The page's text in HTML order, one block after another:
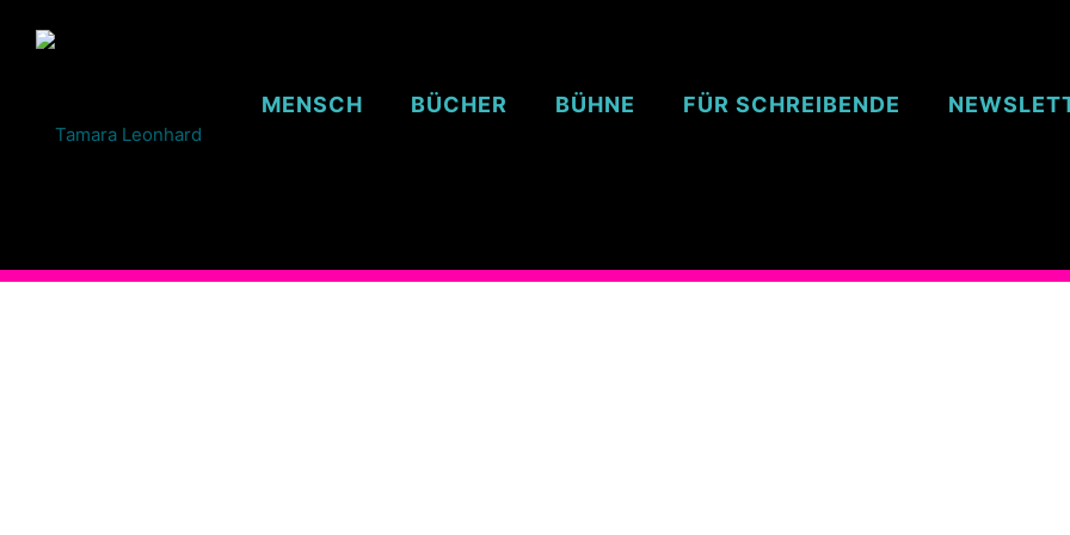
MENSCH BÜCHER BÜHNE FÜR SCHREIBENDE